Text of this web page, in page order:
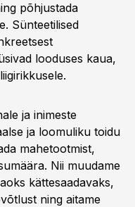
põhjustada
Sünteetilised
looduses kaua,
ja inimeste
ja loomuliku toidu
mahetootmist,
Nii muudame
kättesaadavaks,
ning aitame